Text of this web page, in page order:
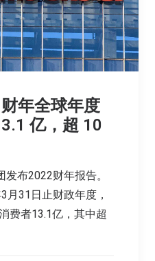
年全球年度
亿，超 10
布2022财年报告。
月31日止财政年度，
费者13.1亿，其中超